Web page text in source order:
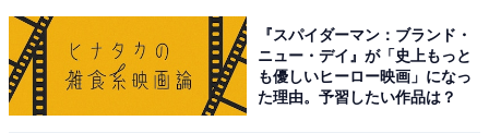
『スパイダーマン：ブランド・
ニュー・デイ』が「史上もっと
も優しいヒーロー映画」になっ
た理由。予習したい作品は？